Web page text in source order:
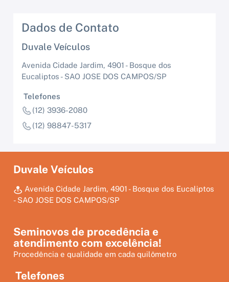
Dados de Contato
Duvale Veículos
Avenida Cidade Jardim, 4901 - Bosque dos
Eucaliptos - SAO JOSE DOS CAMPOS/SP
Telefones
(12) 3936-2080
(12) 98847-5317
Duvale Veículos
Avenida Cidade Jardim, 4901 - Bosque dos Eucaliptos
- SAO JOSE DOS CAMPOS/SP
Seminovos de procedência e
atendimento com excelência!
Procedência e qualidade em cada quilômetro
Telefones